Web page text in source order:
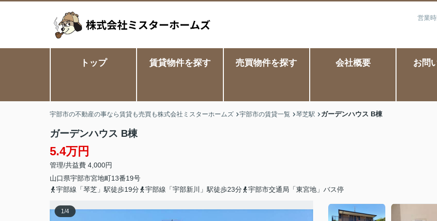
営業
トップ 賃貸物件を探す 売買物件を探す 会社概要 お問
宇部市の不動産の事なら賃貸も売買も株式会社ミスターホームズ 宇部市の賃貸一覧 琴芝駅 ガーデンハウス B棟
ガーデンハウス B棟
5.4万円
管理/共益費 4,000円
山口県宇部市宮地町13番19号
宇部線「琴芝」駅徒歩19分
宇部線「宇部新川」駅徒歩23分 宇部市交通局「東宮地」バス停
1/4